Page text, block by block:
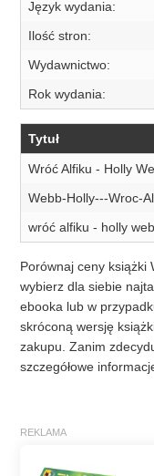
Język wydania:
Ilość stron:
Wydawnictwo:
Rok wydania:
Tytuł
Wróć Alfiku - Holly
Webb-Holly---Wroc-
wróć alfiku - holly
Porównaj ceny książki
wybierz dla siebie
ebooka lub w
skróconą wersję
zakupu. Zanim
szczegółowe